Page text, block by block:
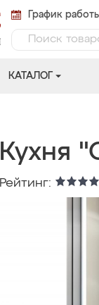
График
КАТАЛОГ
Кухня
Рейтинг: